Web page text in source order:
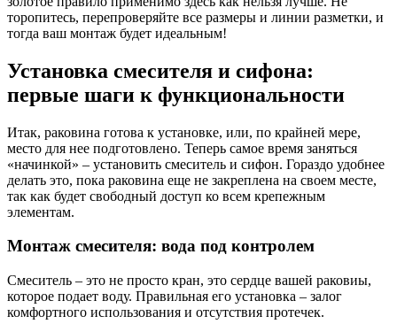
торопитесь, перепроверяйте все размеры и линии разметки, и
тогда ваш монтаж будет идеальным!
Установка смесителя и сифона:
первые шаги к функциональности
Итак, раковина готова к установке, или, по крайней мере,
место для нее подготовлено. Теперь самое время заняться
«начинкой» – установить смеситель и сифон. Гораздо удобнее
делать это, пока раковина еще не закреплена на своем месте,
так как будет свободный доступ ко всем крепежным
элементам.
Монтаж смесителя: вода под контролем
Смеситель – это не просто кран, это сердце вашей раковиы,
которое подает воду. Правильная его установка – залог
комфортного использования и отсутствия протечек.